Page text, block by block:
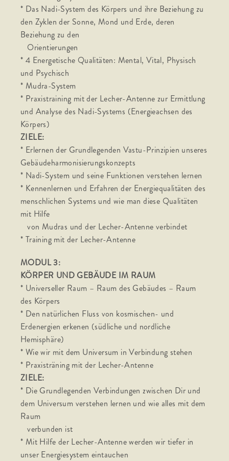
* Das Nadi-System des Körpers und ihre Beziehung zu
den Zyklen der Sonne, Mond und Erde, deren
Beziehung zu den
Orientierungen
* 4 Energetische Qualitäten: Mental, Vital, Physisch
und Psychisch
* Mudra-System
* Praxistraining mit der Lecher-Antenne zur Ermittlung
und Analyse des Nadi-Systems (Energieachsen des
Körpers)
ZIELE:
* Erlernen der Grundlegenden Vastu-Prinzipien unseres
Gebäudeharmonisierungskonzepts
* Nadi-System und seine Funktionen verstehen lernen
* Kennenlernen und Erfahren der Energiequalitäten des
menschlichen Systems und wie man diese Qualitäten
mit Hilfe
von Mudras und der Lecher-Antenne verbindet
* Training mit der Lecher-Antenne
MODUL 3:
KÖRPER UND GEBÄUDE IM RAUM
* Universeller Raum – Raum des Gebäudes – Raum
des Körpers
* Den natürlichen Fluss von kosmischen- und
Erdenergien erkenen (südliche und nordliche
Hemisphäre)
* Wie wir mit dem Universum in Verbindung stehen
* Praxisträning mit der Lecher-Antenne
ZIELE:
* Die Grundlegenden Verbindungen zwischen Dir und
dem Universum verstehen lernen und wie alles mit dem
Raum
verbunden ist
* Mit Hilfe der Lecher-Antenne werden wir tiefer in
unser Energiesystem eintauchen